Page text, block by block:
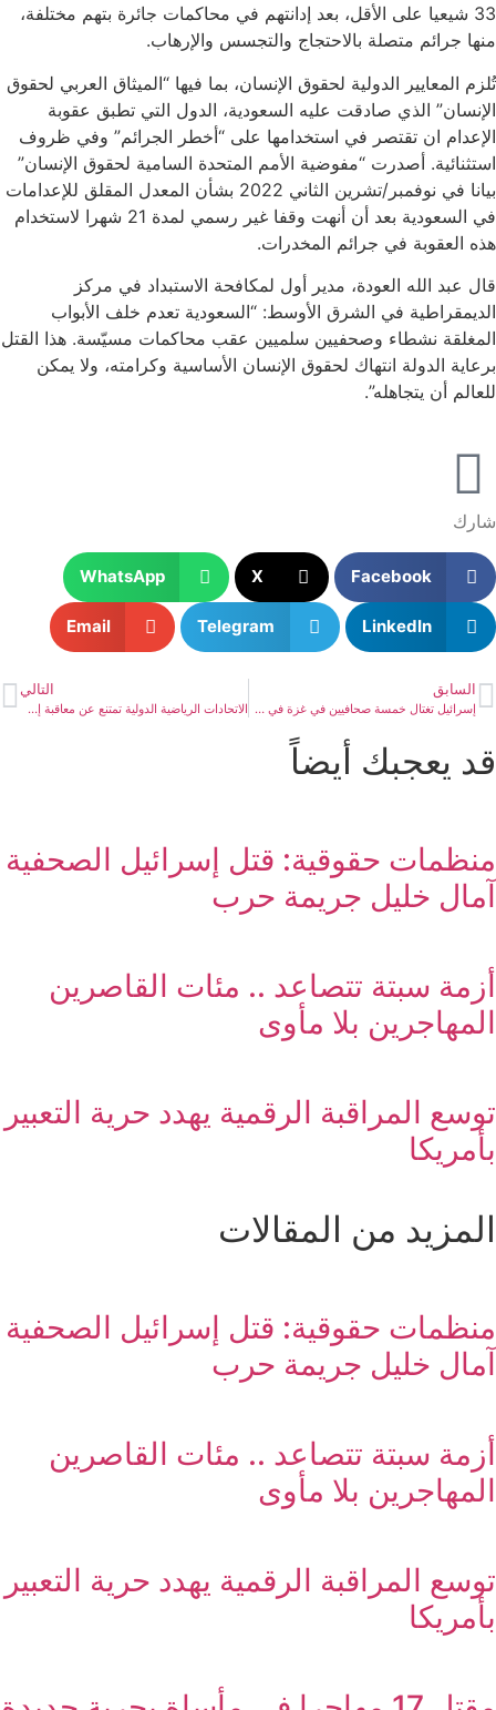
33 شيعيا على الأقل، بعد إدانتهم في محاكمات جائرة بتهم مختلفة،
منها جرائم متصلة بالاحتجاج والتجسس والإرهاب.
تُلزم المعايير الدولية لحقوق الإنسان، بما فيها “الميثاق العربي لحقوق
الإنسان” الذي صادقت عليه السعودية، الدول التي تطبق عقوبة
الإعدام ان تقتصر في استخدامها على “أخطر الجرائم” وفي ظروف
استثنائية. أصدرت “مفوضية الأمم المتحدة السامية لحقوق الإنسان”
بيانا في نوفمبر/تشرين الثاني 2022 بشأن المعدل المقلق للإعدامات
في السعودية بعد أن أنهت وقفا غير رسمي لمدة 21 شهرا لاستخدام
هذه العقوبة في جرائم المخدرات.
قال عبد الله العودة، مدير أول لمكافحة الاستبداد في مركز
الديمقراطية في الشرق الأوسط: “السعودية تعدم خلف الأبواب
المغلقة نشطاء وصحفيين سلميين عقب محاكمات مسيّسة. هذا القتل
برعاية الدولة انتهاك لحقوق الإنسان الأساسية وكرامته، ولا يمكن
للعالم أن يتجاهله”.
شارك
Facebook
X
WhatsApp
LinkedIn
Telegram
Email
السابق
إسرائيل تغتال خمسة صحافيين في غزة في جريمة مروعة لطمس الحقيقة والتمهيد لمجزرة كبرى
التالي
الاتحادات الرياضية الدولية تمتنع عن معاقبة إسرائيل رغم تدميرها للرياضة في غزة وقتلها لمئات الرياضيين
قد يعجبك أيضاً
منظمات حقوقية: قتل إسرائيل الصحفية
آمال خليل جريمة حرب
أزمة سبتة تتصاعد .. مئات القاصرين
المهاجرين بلا مأوى
توسع المراقبة الرقمية يهدد حرية التعبير
بأمريكا
المزيد من المقالات
منظمات حقوقية: قتل إسرائيل الصحفية
آمال خليل جريمة حرب
أزمة سبتة تتصاعد .. مئات القاصرين
المهاجرين بلا مأوى
توسع المراقبة الرقمية يهدد حرية التعبير
بأمريكا